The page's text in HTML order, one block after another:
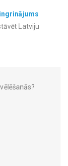
Latviju